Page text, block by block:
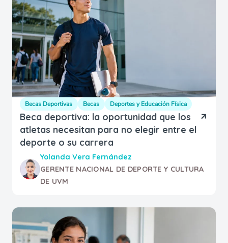
Becas Deportivas Becas Deportes y Educación Física
Beca deportiva: la oportunidad que los
atletas necesitan para no elegir entre el
deporte o su carrera
Yolanda Vera Fernández
GERENTE NACIONAL DE DEPORTE Y CULTURA
DE UVM